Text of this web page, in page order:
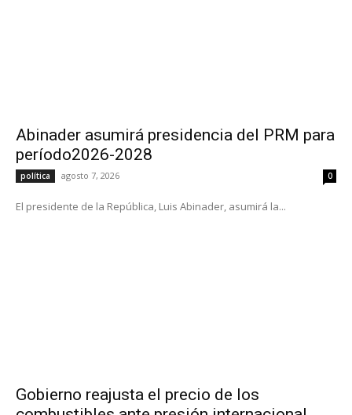
Abinader asumirá presidencia del PRM para
período2026-2028
política agosto 7, 2026 0
El presidente de la República, Luis Abinader, asumirá la...
Gobierno reajusta el precio de los